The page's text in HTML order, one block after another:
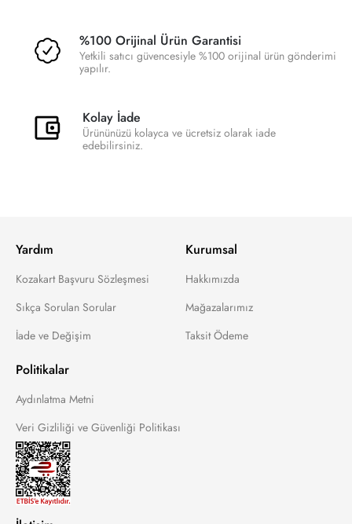
%100 Orijinal Ürün Garantisi
Yetkili satıcı güvencesiyle %100 orijinal ürün gönderimi
yapılır.
Kolay İade
Ürününüzü kolayca ve ücretsiz olarak iade
edebilirsiniz.
Yardım
Kozakart Başvuru Sözleşmesi
Sıkça Sorulan Sorular
İade ve Değişim
Kurumsal
Hakkımızda
Mağazalarımız
Taksit Ödeme
Politikalar
Aydınlatma Metni
Veri Gizliliği ve Güvenliği Politikası